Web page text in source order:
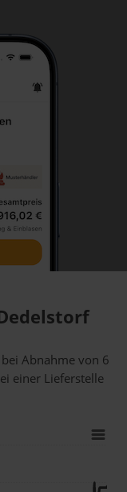
Abnahmevon 6
einer Lieferstelle